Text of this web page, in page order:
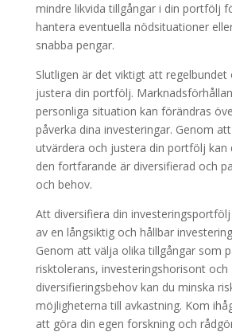
mindre likvida tillgångar i din portfölj
hantera eventuella nödsituationer
snabba pengar.
Slutligen är det viktigt att regelbundet
justera din portfölj.
personliga situation kan förändras
påverka dina investeringar. Genom
utvärdera och justera din portfölj kan
den fortfarande är diversifierad och
och behov.
Att diversifiera din
av en långsiktig och hållbar
Genom att välja olika tillgångar som
risktolerans, investeringshorisont och
diversifieringsbehov kan du minska
möjligheterna till avkastning. Kom
att göra din egen forskning och